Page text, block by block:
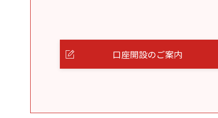
口座開設のご案内